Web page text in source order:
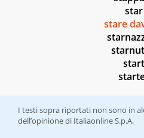
star
stare
start
I testi sopra riportati non sono in
dell’opinione di Italiaonline S.p.A.